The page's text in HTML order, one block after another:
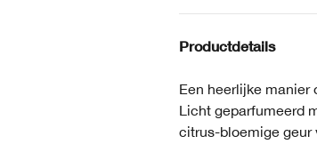
Productdetails
Een heerlijke manier
Licht geparfumeerd
citrus-bloemige geur